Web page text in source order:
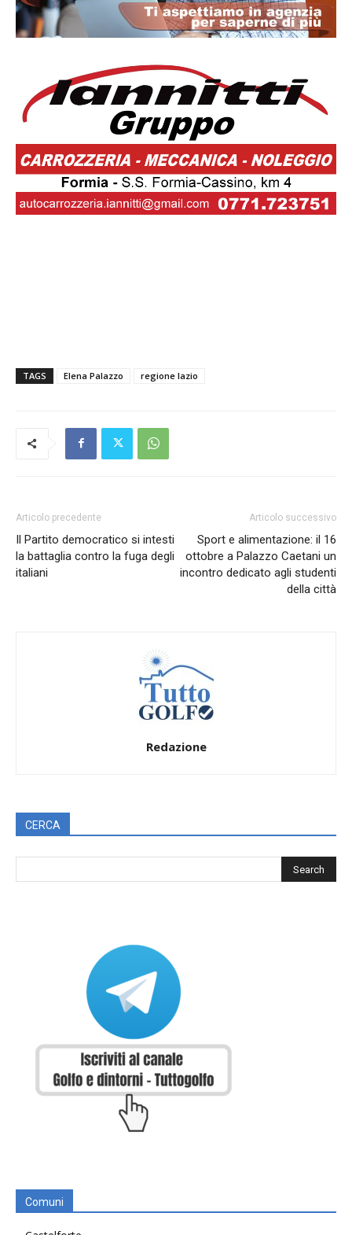
TAGS Elena Palazzo regione lazio
Articolo precedente
Il Partito democratico si intesti
la battaglia contro la fuga degli
italiani
Articolo successivo
Sport e alimentazione: il 16
ottobre a Palazzo Caetani un
incontro dedicato agli studenti
della città
Redazione
CERCA
Comuni